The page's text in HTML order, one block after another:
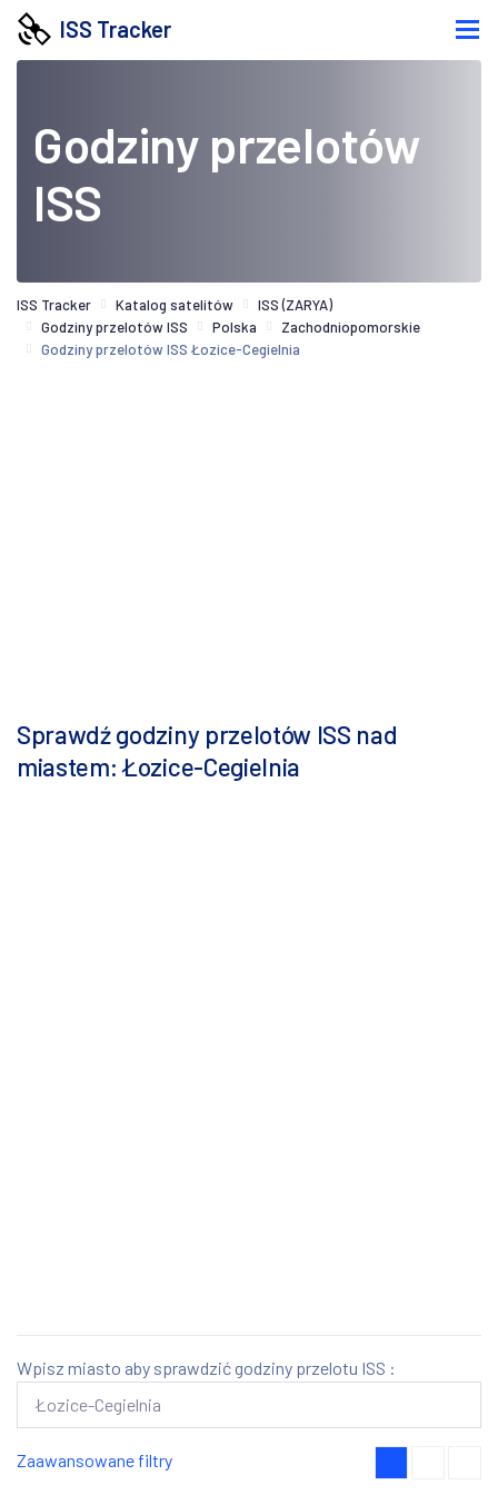
ISS Tracker
Godziny przelotów
ISS
ISS Tracker Katalog satelitów
ISS (ZARYA)
Godziny przelotów ISS
Polska
Zachodniopomorskie
Godziny przelotów ISS Łozice-Cegielnia
Sprawdź godziny przelotów ISS nad
miastem: Łozice-Cegielnia
Wpisz miasto aby sprawdzić godziny przelotu ISS :
Zaawansowane filtry